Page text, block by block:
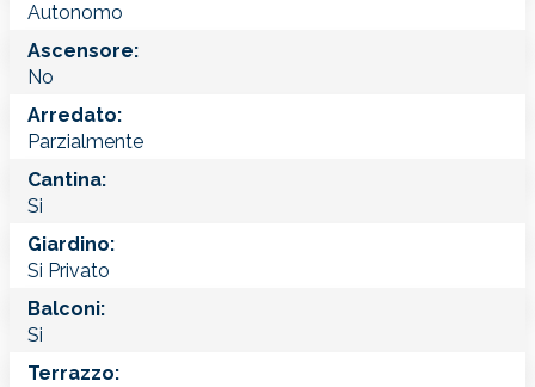
Autonomo
Ascensore:
No
Arredato:
Parzialmente
Cantina:
Si
Giardino:
Si Privato
Balconi:
Si
Terrazzo: